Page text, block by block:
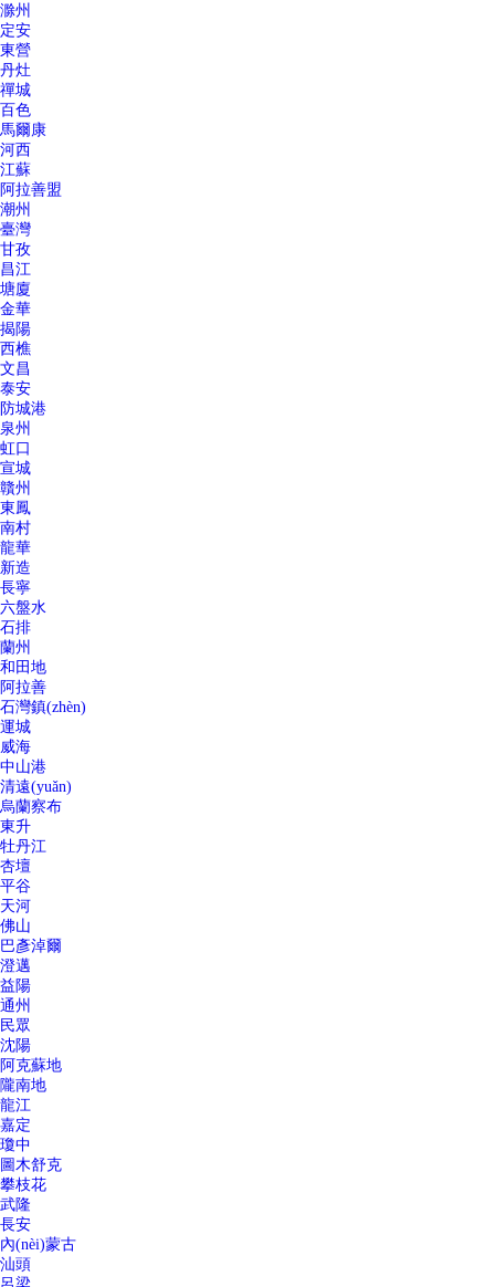
滁州
定安
東營
丹灶
禪城
百色
馬爾康
河西
江蘇
阿拉善盟
潮州
臺灣
甘孜
昌江
塘廈
金華
揭陽
西樵
文昌
泰安
防城港
泉州
虹口
宣城
贛州
東鳳
南村
龍華
新造
長寧
六盤水
石排
蘭州
和田地
阿拉善
石灣鎮(zhèn)
運城
威海
中山港
清遠(yuǎn)
烏蘭察布
東升
牡丹江
杏壇
平谷
天河
佛山
巴彥淖爾
澄邁
益陽
通州
民眾
沈陽
阿克蘇地
隴南地
龍江
嘉定
瓊中
圖木舒克
攀枝花
武隆
長安
內(nèi)蒙古
汕頭